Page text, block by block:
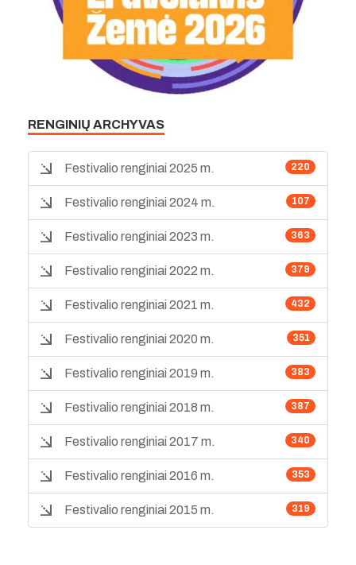
RENGINIŲ ARCHYVAS
220
Festivalio renginiai 2025 m.
107
Festivalio renginiai 2024 m.
363
Festivalio renginiai 2023 m.
379
Festivalio renginiai 2022 m.
432
Festivalio renginiai 2021 m.
351
Festivalio renginiai 2020 m.
383
Festivalio renginiai 2019 m.
387
Festivalio renginiai 2018 m.
340
Festivalio renginiai 2017 m.
353
Festivalio renginiai 2016 m.
319
Festivalio renginiai 2015 m.